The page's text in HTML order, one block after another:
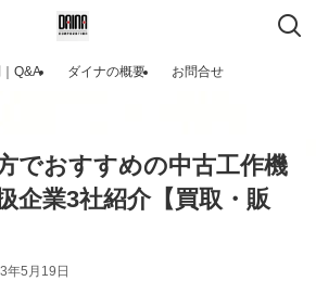
Q&A ダイナの概要 お問合せ
でおすすめの中古工作機
企業3社紹介【買取・販
年5月19日